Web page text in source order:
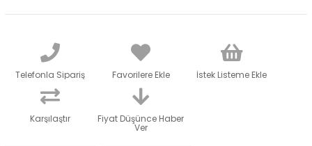
Telefonla Sipariş Favorilere Ekle İstek Listeme Ekle
Karşılaştır Fiyat Düşünce Haber
Ver